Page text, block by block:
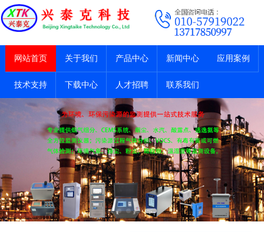
网站首页 关于我们 产品中心 新闻中心 应用案例
技术支持 下载中心 人才招聘 联系我们